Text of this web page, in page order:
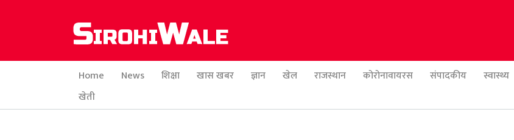
Home News शिक्षा खास खबर ज्ञान खेल राजस्थान कोरोनावायरस संपादकीय स्वास्थ्य
खेती